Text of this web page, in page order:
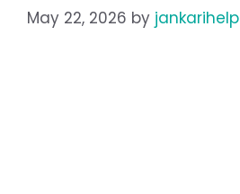
May 22, 2026 by jankarihelp